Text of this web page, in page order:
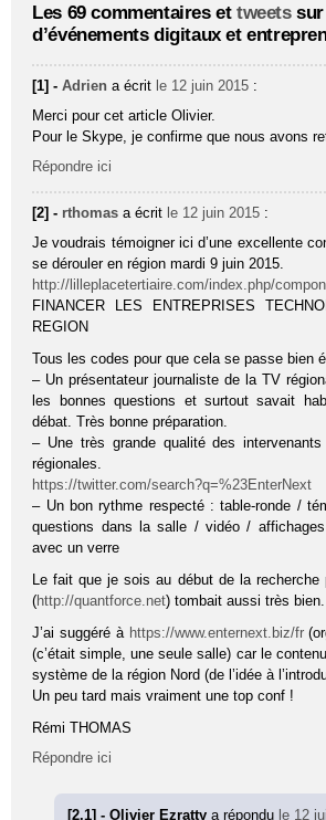
Les 69 commentaires et tweetssur
d’événements digitaux et
[1] -Adrien a écrit le 12 juin 2015 :
Merci pour cet article Olivier.
Pour le Skype, je confirme que nous avons
Répondre ici
[2] - rthomas a écrit le 12 juin 2015 :
Je voudrais témoigner ici d’une excellente
se dérouler en région mardi 9 juin 2015.
http://lilleplacetertiaire.com/index.php/
FINANCER LES ENTREPRISES
REGION
Tous les codes pour que cela se passe bien
– Un présentateur journaliste de la TV
les bonnes questions et surtout savait
débat. Très bonne préparation.
– Une très grande qualité des
régionales.
https://twitter.com/search?q=%23EnterNext
– Un bon rythme respecté : table-ronde /
questions dans la salle / vidéo /
avec un verre
Le fait que je sois au début de la recherche
(http://quantforce.net) tombait aussi très bien.
J’ai suggéré à https://www.enternext.biz/fr
(c’était simple, une seule salle) car le
système de la région Nord (de l’idée à
Un peu tard mais vraiment une top conf !
Rémi THOMAS
Répondre ici
[2.1] - Olivier Ezrattya répondu le 12